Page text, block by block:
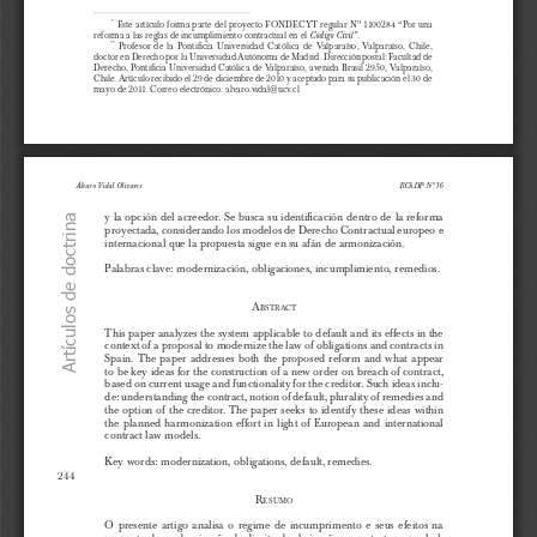
*
Este artículo forma parte del proyecto FONDECYT regular Nº 1100284 “Por una
reforma a las reglas de incumplimiento contractual en el Código Civil”.
**
  Profesor  de  la  Pontificia  Universidad  Católica  de
valparaíso, valparaíso,  Chile,
doctor en Derecho por la Universidad Autónoma de Madrid. Dirección postal: Facultad de
Derecho, Pontificia Universidad Católica de valparaíso, avenida Brasil 2950, valparaíso,
Chile. Artículo recibido el 29 de diciembre de 2010 y aceptado para su publicación el 30 de
mayo de 2011. Correo electrónico: alvaro.vidal@ucv.cl
Revista Fueyo final con arreglos 16.indd   243 18/7/11   11:45:06
244
Álvaro Vidal Olivares RChDP Nº 16
Artículos de doctrina
y la opción del acreedor. Se busca su identificación dentro de la reforma
proyectada, considerando los modelos de Derecho Contractual europeo e
internacional que la propuesta sigue en su afán de armonización.
Palabras clave: modernización, obligaciones, incumplimiento, remedios.
a bSt r a c t
This paper analyzes the system applicable to default and its effects in the
context of a proposal to modernize the law of obligations and contracts in
Spain. The paper addresses both the proposed reform and what appear
to be key ideas for the construction of a new order on breach of contract,
based on current usage and functionality for the creditor. Such ideas inclu-
de: understanding the contract, notion of default, plurality of remedies and
the option of the creditor. The paper seeks to identify these ideas within
the planned harmonization effort in light of European and international
contract law models.
Key words: modernization, obligations, default, remedies.
r E  S u  m  o
O  presente  artigo  analisa  o  regime  de  incumprimento  e  seus  efeitos  na